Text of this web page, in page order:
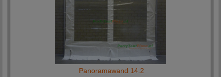
Panoramawand 14.2